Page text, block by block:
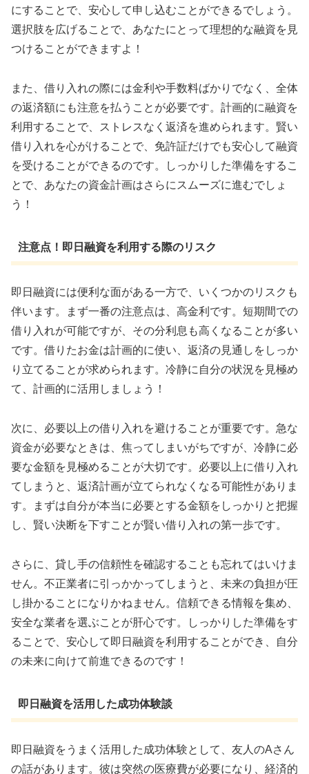
にすることで、安心して申し込むことができるでしょう。
選択肢を広げることで、あなたにとって理想的な融資を見
つけることができますよ！
また、借り入れの際には金利や手数料ばかりでなく、全体
の返済額にも注意を払うことが必要です。計画的に融資を
利用することで、ストレスなく返済を進められます。賢い
借り入れを心がけることで、免許証だけでも安心して融資
を受けることができるのです。しっかりした準備をするこ
とで、あなたの資金計画はさらにスムーズに進むでしょ
う！
注意点！即日融資を利用する際のリスク
即日融資には便利な面がある一方で、いくつかのリスクも
伴います。まず一番の注意点は、高金利です。短期間での
借り入れが可能ですが、その分利息も高くなることが多い
です。借りたお金は計画的に使い、返済の見通しをしっか
り立てることが求められます。冷静に自分の状況を見極め
て、計画的に活用しましょう！
次に、必要以上の借り入れを避けることが重要です。急な
資金が必要なときは、焦ってしまいがちですが、冷静に必
要な金額を見極めることが大切です。必要以上に借り入れ
てしまうと、返済計画が立てられなくなる可能性がありま
す。まずは自分が本当に必要とする金額をしっかりと把握
し、賢い決断を下すことが賢い借り入れの第一歩です。
さらに、貸し手の信頼性を確認することも忘れてはいけま
せん。不正業者に引っかかってしまうと、未来の負担が圧
し掛かることになりかねません。信頼できる情報を集め、
安全な業者を選ぶことが肝心です。しっかりした準備をす
ることで、安心して即日融資を利用することができ、自分
の未来に向けて前進できるのです！
即日融資を活用した成功体験談
即日融資をうまく活用した成功体験として、友人のAさん
の話があります。彼は突然の医療費が必要になり、経済的